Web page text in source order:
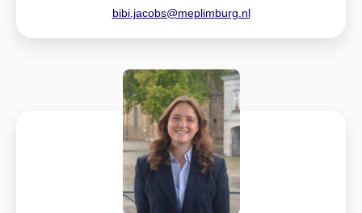
bibi.jacobs@meplimburg.nl